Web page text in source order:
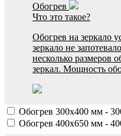
Обогрев
Что это такое?
Обогрев на зеркало
зеркало не
несколько размеров
зеркал. Мощность
Обогрев 300х400 мм -
Обогрев 400х650 мм -